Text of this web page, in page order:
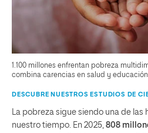
1.100 millones enfrentan pobreza
combina carencias en salud y
DESCUBRE NUESTROS ESTUDIOS DE
La pobreza sigue siendo una de
nuestro tiempo. En 2025, 808